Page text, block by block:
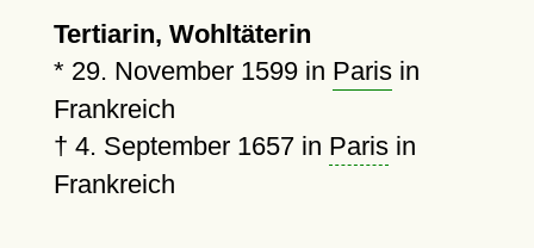
Tertiarin, Wohltäterin
* 29. November 1599in Parisin
Frankreich
† 4. September 1657in Parisin
Frankreich